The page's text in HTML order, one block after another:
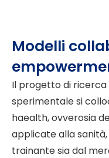
Modelli
Il progetto di ricerca
sperimentale si
haealth, ovverosia
applicate alla
trainante sia dal